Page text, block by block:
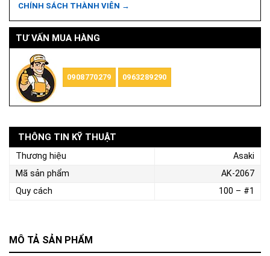
CHÍNH SÁCH THÀNH VIÊN →
TƯ VẤN MUA HÀNG
0908770279 0963289290
MÔ TẢ SẢN PHẨM
THÔNG TIN KỸ THUẬT
Thương hiệu
Asaki
Mã sản phẩm
AK-2067
Quy cách
100 – #1